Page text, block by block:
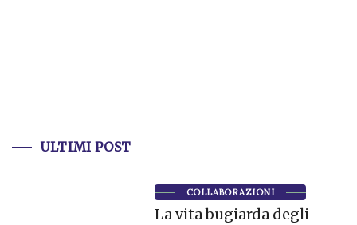
ULTIMI POST
COLLABORAZIONI
La vita bugiarda degli